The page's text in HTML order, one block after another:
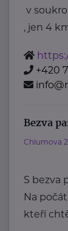
v
, jen 4
+420
Bezva
Chlumova
S bezva
Na
kteří